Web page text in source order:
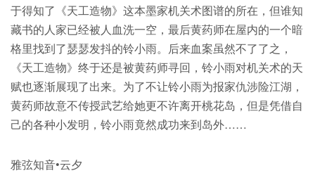
于得知了《天工造物》这本墨家机关术图谱的所在，但谁知
藏书的人家已经被人血洗一空，最后黄药师在屋内的一个暗
格里找到了瑟瑟发抖的铃小雨。后来血案虽然不了了之，
《天工造物》终于还是被黄药师寻回，铃小雨对机关术的天
赋也逐渐展现了出来。为了不让铃小雨为报家仇涉险江湖，
黄药师故意不传授武艺给她更不许离开桃花岛，但是凭借自
己的各种小发明，铃小雨竟然成功来到岛外……
雅弦知音•云夕